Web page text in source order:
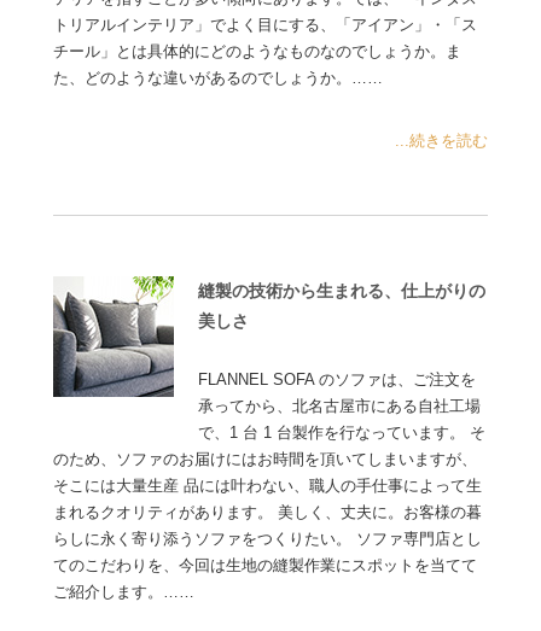
トリアルインテリア」でよく目にする、「アイアン」・「ス
チール」とは具体的にどのようなものなのでしょうか。ま
た、どのような違いがあるのでしょうか。……
...続きを読む
縫製の技術から生まれる、仕上がりの
美しさ
FLANNEL SOFA のソファは、ご注文を
承ってから、北名古屋市にある自社工場
で、1 台 1 台製作を行なっています。 そ
のため、ソファのお届けにはお時間を頂いてしまいますが、
そこには大量生産 品には叶わない、職人の手仕事によって生
まれるクオリティがあります。 美しく、丈夫に。お客様の暮
らしに永く寄り添うソファをつくりたい。 ソファ専門店とし
てのこだわりを、今回は生地の縫製作業にスポットを当てて
ご紹介します。……